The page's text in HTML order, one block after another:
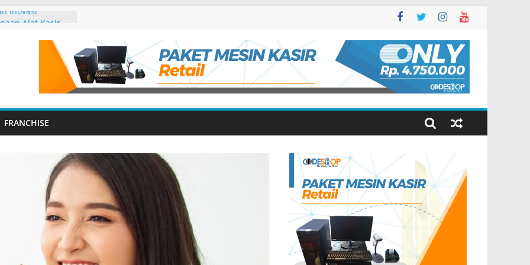
Inovasi
Cash
dalam Sistem
Jadi Favorit
FRANCHISE